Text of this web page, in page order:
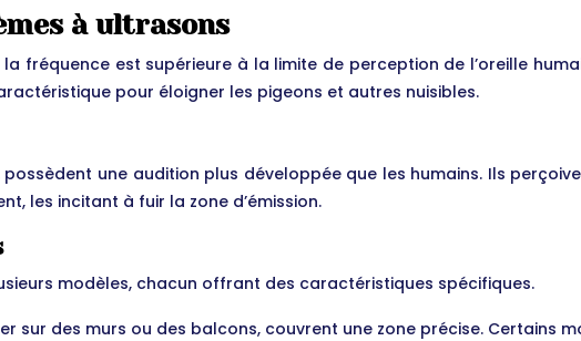
à ultrasons
fréquence est supérieure à la limite de perception de l’oreille
pour éloigner les pigeons et autres nuisibles.
possèdent une audition plus développée que les humains. Ils
les incitant à fuir la zone d’émission.
modèles, chacun offrant des caractéristiques spécifiques.
sur des murs ou des balcons, couvrent une zone précise. Certains